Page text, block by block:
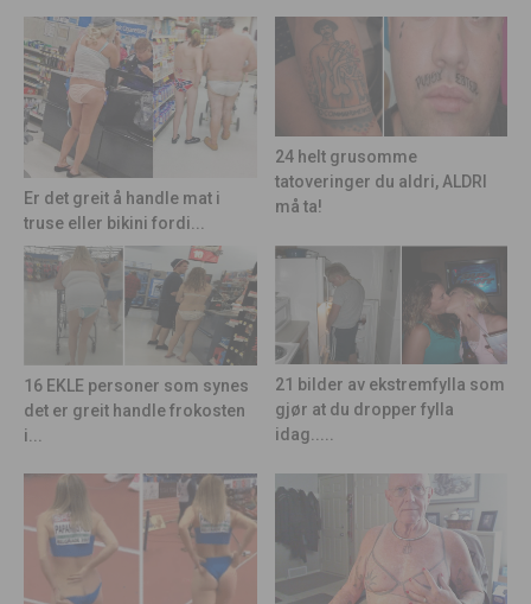
Er det greit å handle mat i
truse eller bikini fordi...
24 helt grusomme
tatoveringer du aldri, ALDRI
må ta!
16 EKLE personer som synes
det er greit handle frokosten
i...
21 bilder av ekstremfylla som
gjør at du dropper fylla
idag.....